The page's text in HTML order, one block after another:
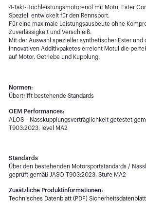
4-Takt-Hochleistungsmotorenöl mit Motul Ester
Speziell entwickelt für den Rennsport.
Für eine maximale Leistungsausbeute ohne
Zuverlässigkeit und Verschleiß.
Mit der Auswahl spezieller synthetischer Ester und
innovativen Additivpaketes erreicht Motul die
auf Motor, Getriebe und Kupplung.
Normen:
Übertrifft bestehende Standards
OEM Performances:
ALOS – Nasskupplungsverträglichkeit getestet
T903:2023, level MA2
Standards
Über den bestehenden Motorsportstandards /
geprüft gemäß JASO T903:2023, Stufe MA2
Zusätzliche Produktinformationen:
Technisches Datenblatt (PDF) Sicherheitsdatenblatt